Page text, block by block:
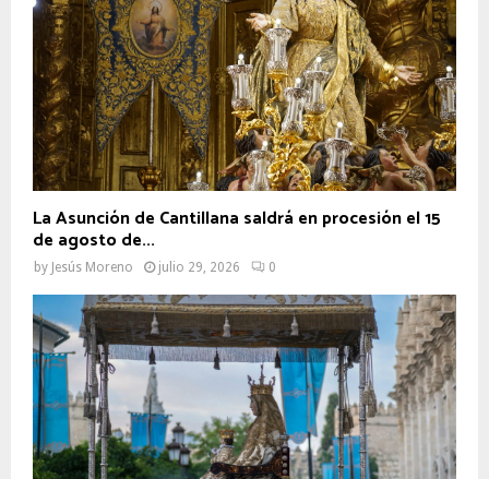
La Asunción de Cantillana saldrá en procesión el 15
de agosto de...
by Jesús Moreno julio 29, 2026 0